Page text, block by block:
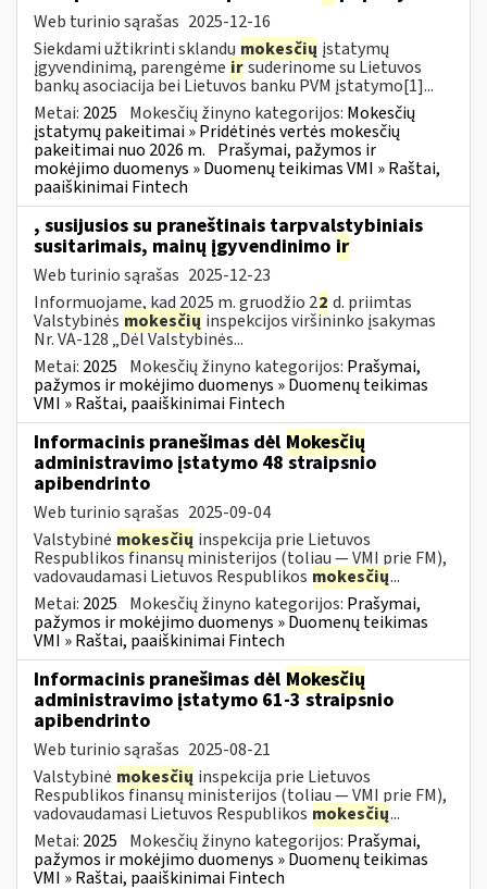
Web turinio sąrašas 2025-12-16
Siekdami užtikrinti sklandų mokesčių įstatymų
įgyvendinimą, parengėme irsuderinome su Lietuvos
bankų asociacija bei Lietuvos banku PVM įstatymo[1]...
Metai: 2025 Mokesčių žinyno kategorijos: Mokesčių
įstatymų pakeitimai » Pridėtinės vertės mokesčių
pakeitimai nuo 2026 m. Prašymai, pažymos ir
mokėjimo duomenys » Duomenų teikimas VMI » Raštai,
paaiškinimai Fintech
, susijusios su praneštinais tarpvalstybiniais
susitarimais, mainų įgyvendinimo ir
Web turinio sąrašas 2025-12-23
Informuojame, kad 2025 m. gruodžio 22 d. priimtas
Valstybinės mokesčių inspekcijos viršininko įsakymas
Nr. VA-128 „Dėl Valstybinės...
Metai: 2025 Mokesčių žinyno kategorijos: Prašymai,
pažymos ir mokėjimo duomenys » Duomenų teikimas
VMI » Raštai, paaiškinimai Fintech
Informacinis pranešimas dėl Mokesčių
administravimo įstatymo 48 straipsnio
apibendrinto
Web turinio sąrašas 2025-09-04
Valstybinė mokesčių inspekcija prie Lietuvos
Respublikos finansų ministerijos (toliau — VMI prie FM),
vadovaudamasi Lietuvos Respublikos mokesčių...
Metai: 2025 Mokesčių žinyno kategorijos: Prašymai,
pažymos ir mokėjimo duomenys » Duomenų teikimas
VMI » Raštai, paaiškinimai Fintech
Informacinis pranešimas dėl Mokesčių
administravimo įstatymo 61-3 straipsnio
apibendrinto
Web turinio sąrašas 2025-08-21
Valstybinė mokesčių inspekcija prie Lietuvos
Respublikos finansų ministerijos (toliau — VMI prie FM),
vadovaudamasi Lietuvos Respublikos mokesčių...
Metai: 2025 Mokesčių žinyno kategorijos: Prašymai,
pažymos ir mokėjimo duomenys » Duomenų teikimas
VMI » Raštai, paaiškinimai Fintech